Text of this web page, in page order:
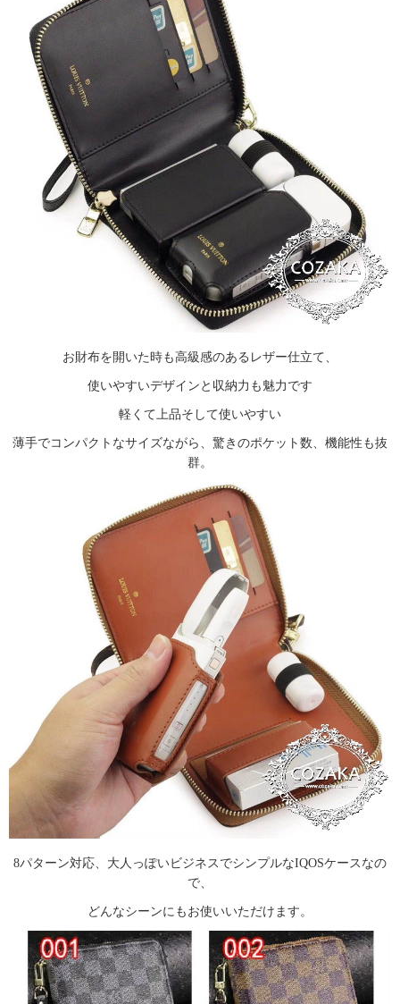
お財布を開いた時も高級感のあるレザー仕立て、
使いやすいデザインと収納力も魅力です
軽くて上品そして使いやすい
薄手でコンパクトなサイズながら、驚きのポケット数、機能性も抜
群。
8パターン対応、大人っぽいビジネスでシンプルなIQOSケースなの
で、
どんなシーンにもお使いいただけます。